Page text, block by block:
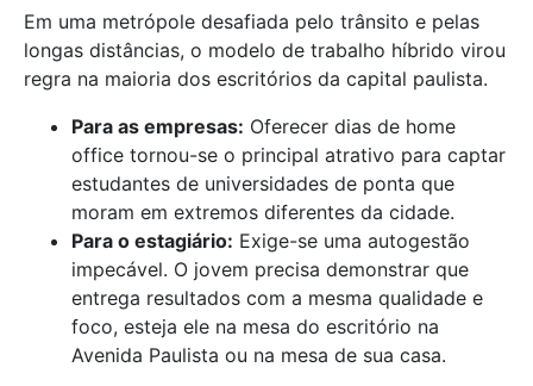
Em uma metrópole desafiada pelo trânsito e pelas
longas distâncias, o modelo de trabalho híbrido virou
regra na maioria dos escritórios da capital paulista.
Para as empresas: Oferecer dias de home
office tornou-se o principal atrativo para captar
estudantes de universidades de ponta que
moram em extremos diferentes da cidade.
Para o estagiário: Exige-se uma autogestão
impecável. O jovem precisa demonstrar que
entrega resultados com a mesma qualidade e
foco, esteja ele na mesa do escritório na
Avenida Paulista ou na mesa de sua casa.